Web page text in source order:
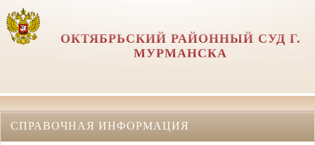
ОКТЯБРЬСКИЙ РАЙОННЫЙ СУД Г.
МУРМАНСКА
СПРАВОЧНАЯ ИНФОРМАЦИЯ